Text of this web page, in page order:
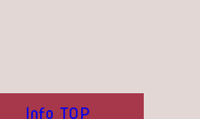
Info TOP